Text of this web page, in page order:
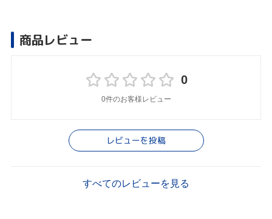
商品レビュー
0
0件のお客様レビュー
レビューを投稿
すべてのレビューを見る